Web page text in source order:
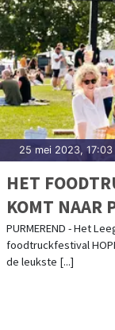
25 mei 2023, 17:03
HET
KOMT NAAR
PURMEREND - Het
foodtruckfestival
de leukste [...]